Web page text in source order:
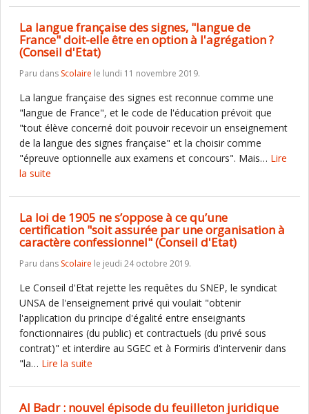
La langue française des signes, "langue de
France" doit-elle être en option à l'agrégation ?
(Conseil d'Etat)
Paru dans Scolaire le lundi 11 novembre 2019.
La langue française des signes est reconnue comme une
"langue de France", et le code de l'éducation prévoit que
"tout élève concerné doit pouvoir recevoir un enseignement
de la langue des signes française" et la choisir comme
"épreuve optionnelle aux examens et concours". Mais… Lire
la suite
La loi de 1905 ne s’oppose à ce qu’une
certification "soit assurée par une organisation à
caractère confessionnel" (Conseil d'Etat)
Paru dans Scolaire le jeudi 24 octobre 2019.
Le Conseil d'Etat rejette les requêtes du SNEP, le syndicat
UNSA de l'enseignement privé qui voulait "obtenir
l'application du principe d'égalité entre enseignants
fonctionnaires (du public) et contractuels (du privé sous
contrat)" et interdire au SGEC et à Formiris d'intervenir dans
"la… Lire la suite
Al Badr : nouvel épisode du feuilleton juridique